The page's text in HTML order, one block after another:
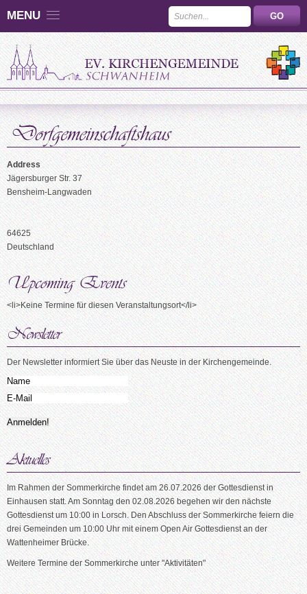
MENU
Address
Jägersburger Str. 37
Bensheim-Langwaden
64625
Deutschland
<li>Keine Termine für diesen Veranstaltungsort</li>
Der Newsletter informiert Sie über das Neuste in der Kirchengemeinde.
Im Rahmen der Sommerkirche findet am 26.07.2026 der Gottesdienst in
Einhausen statt. Am Sonntag den 02.08.2026 begehen wir den nächste
Gottesdienst um 10:00 in Lorsch. Den Abschluss der Sommerkirche feiern die
drei Gemeinden um 10:00 Uhr mit einem Open Air Gottesdienst an der
Wattenheimer Brücke.
Weitere Termine der Sommerkirche unter "Aktivitäten"